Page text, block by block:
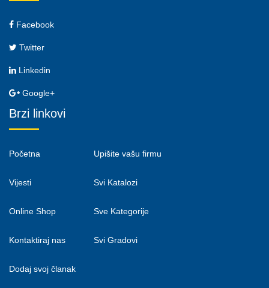
Facebook
Twitter
Linkedin
Google+
Brzi linkovi
Početna
Vijesti
Online Shop
Kontaktiraj nas
Dodaj svoj članak
Upišite vašu firmu
Svi Katalozi
Sve Kategorije
Svi Gradovi